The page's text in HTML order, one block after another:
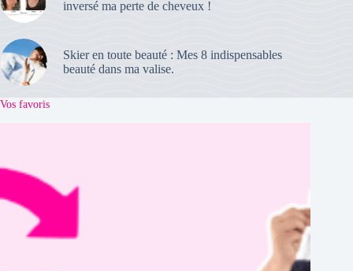
inversé ma perte de cheveux !
Skier en toute beauté : Mes 8 indispensables
beauté dans ma valise.
Vos favoris